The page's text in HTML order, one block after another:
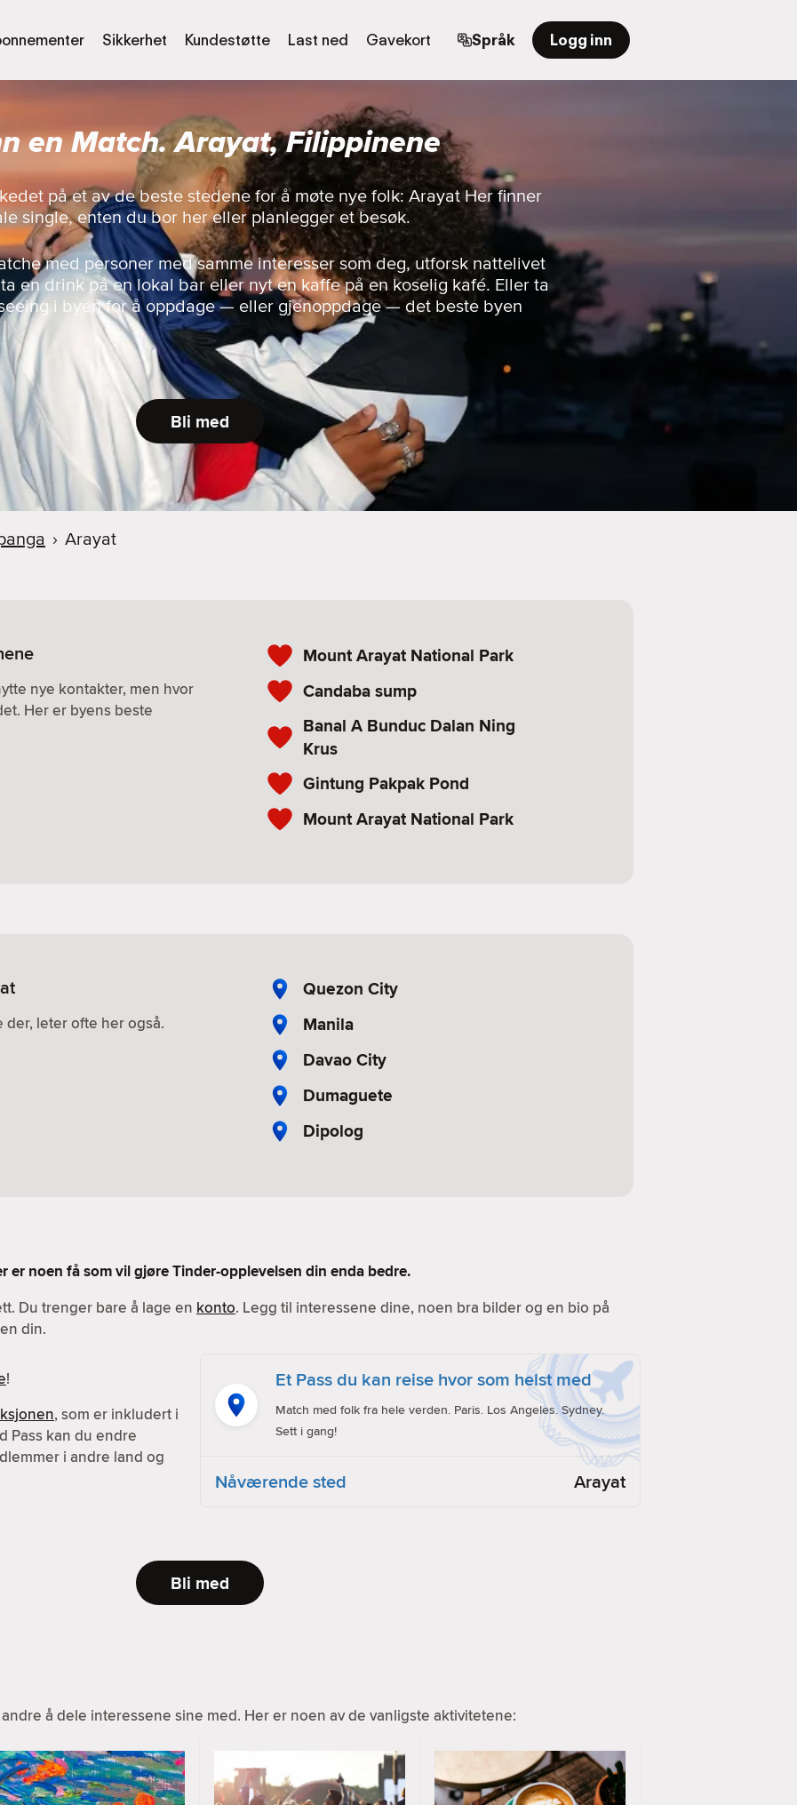
Sikkerhet Kundestøtte Last ned Gavekort Språk Logg inn
en Match. Arayat, Filippinene
på et av de beste stedene for å møte nye folk: Arayat Her finner
single, enten du bor her eller planlegger et besøk.
med personer med samme interesser som deg, utforsk nattelivet
en drink på en lokal bar eller nyt en kaffe på en koselig kafé. Eller ta
i byen for å oppdage — eller gjenoppdage — det beste byen
Bli med
› Arayat
nye kontakter, men hvor
Her er byens beste
Mount Arayat National Park
Candaba sump
Banal A Bunduc Dalan Ning
Krus
Gintung Pakpak Pond
Mount Arayat National Park
leter ofte her også.
Quezon City
Manila
Davao City
Dumaguete
Dipolog
er noen få som vil gjøre Tinder-opplevelsen din enda bedre.
Du trenger bare å lage en konto. Legg til interessene dine, noen bra bilder og en bio på
din.
!
, som er inkludert i
Pass kan du endre
i andre land og
Et Pass du kan reise hvor som helst med
Match med folk fra hele verden. Paris. Los Angeles. Sydney.
Sett i gang!
Nåværende sted Arayat
Bli med
å dele interessene sine med. Her er noen av de vanligste aktivitetene: